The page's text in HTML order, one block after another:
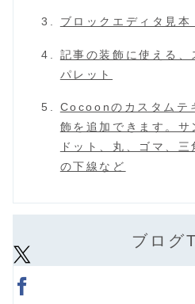
ブロックエディタ見本
記事の装飾に使える、
パレット
Cocoonのカスタムテ
飾を追加できます。サ
ドット、丸、ゴマ、
の下線など
ブログ